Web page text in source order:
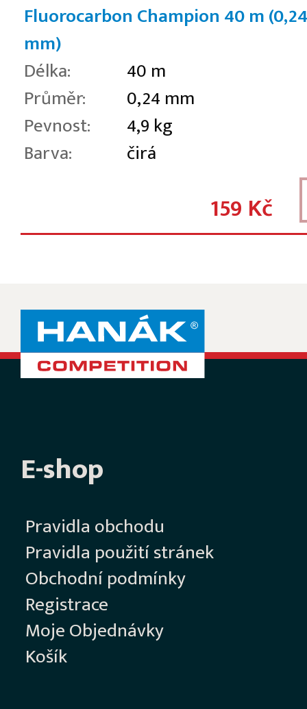
Fluorocarbon Champion 40 m
mm)
Délka:
40 m
Průměr:
0,24 mm
Pevnost:
4,9 kg
Barva:
čirá
159 Kč
E-shop
Pravidla obchodu
Pravidla použití stránek
Obchodní podmínky
Registrace
Moje Objednávky
Košík